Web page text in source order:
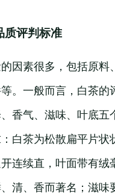
质评判标准
因素很多，包括原料
。一般而言，白茶的
香气、滋味、叶底五
白茶为松散扁平片状
连续直，叶面带有绒
清、香而著名；滋味